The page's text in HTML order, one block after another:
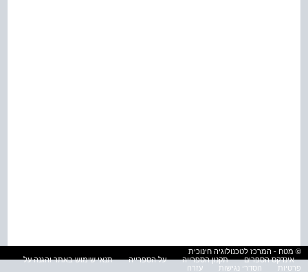
© מטח - המרכז לטכנולוגיה חינוכית
אינדקס הספרים
תקנון הספרייה על הספרייה
תנאי שימוש באתר והגנה על
פרטיות
הסדרי נגישות עזרה